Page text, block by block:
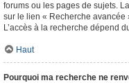
forums ou les pages de sujets.
sur le lien « Recherche
L’accès à la recherche dépend
Haut
Pourquoi ma recherche ne